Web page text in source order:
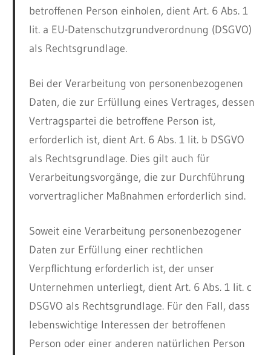
betroffenen Person einholen, dient Art. 6 Abs. 1
lit. a EU-Datenschutzgrundverordnung (DSGVO)
als Rechtsgrundlage.
Bei der Verarbeitung von personenbezogenen
Daten, die zur Erfüllung eines Vertrages, dessen
Vertragspartei die betroffene Person ist,
erforderlich ist, dient Art. 6 Abs. 1 lit. b DSGVO
als Rechtsgrundlage. Dies gilt auch für
Verarbeitungsvorgänge, die zur Durchführung
vorvertraglicher Maßnahmen erforderlich sind.
Soweit eine Verarbeitung personenbezogener
Daten zur Erfüllung einer rechtlichen
Verpflichtung erforderlich ist, der unser
Unternehmen unterliegt, dient Art. 6 Abs. 1 lit. c
DSGVO als Rechtsgrundlage. Für den Fall, dass
lebenswichtige Interessen der betroffenen
Person oder einer anderen natürlichen Person